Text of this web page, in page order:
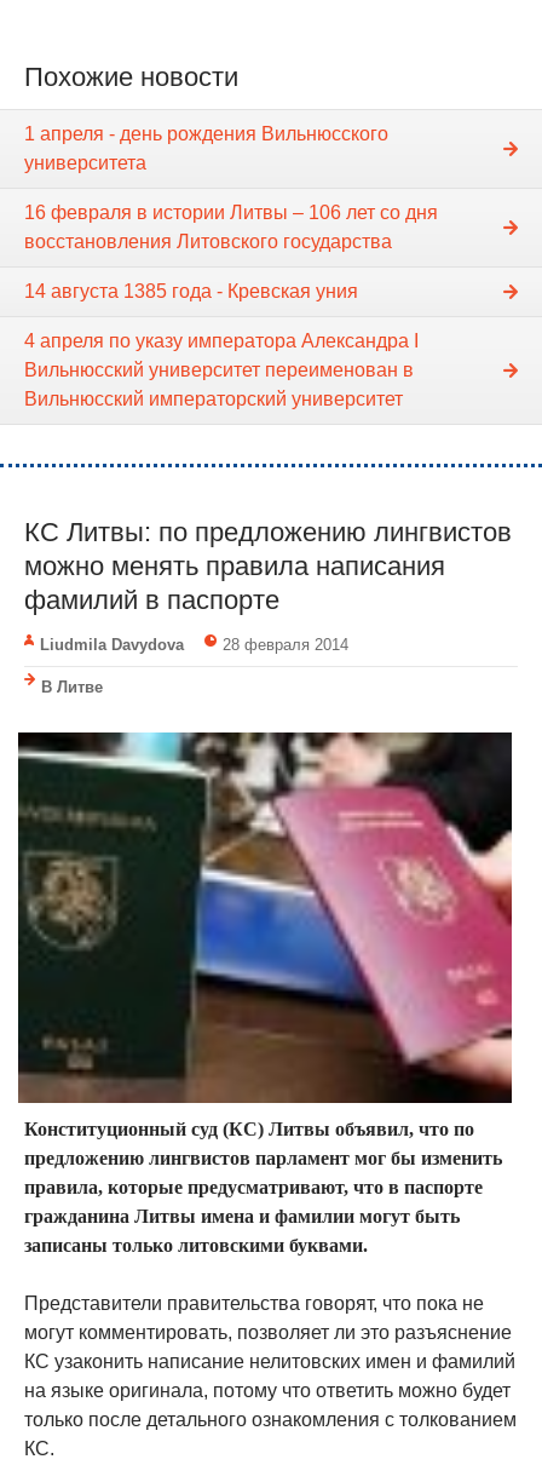
Похожие новости
1 апреля - день рождения Вильнюсского
университета
16 февраля в истории Литвы – 106 лет со дня
восстановления Литовского государства
14 августа 1385 года - Кревская уния
4 апреля по указу императора Александра I
Вильнюсский университет переименован в
Вильнюсский императорский университет
КС Литвы: по предложению лингвистов
можно менять правила написания
фамилий в паспорте
Liudmila Davydova 28 февраля 2014
В Литве
Конституционный суд (КС) Литвы объявил, что по
предложению лингвистов парламент мог бы изменить
правила, которые предусматривают, что в паспорте
гражданина Литвы имена и фамилии могут быть
записаны только литовскими буквами.
Представители правительства говорят, что пока не
могут комментировать, позволяет ли это разъяснение
КС узаконить написание нелитовских имен и фамилий
на языке оригинала, потому что ответить можно будет
только после детального ознакомления с толкованием
КС.